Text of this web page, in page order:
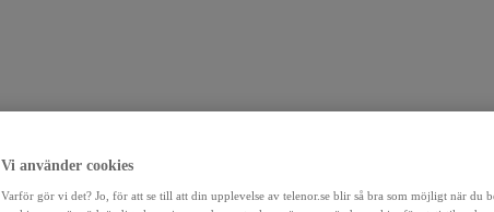
Vi använder cookies
Varför gör vi det? Jo, för att se till att din upplevelse av telenor.se blir så bra som möjligt när du